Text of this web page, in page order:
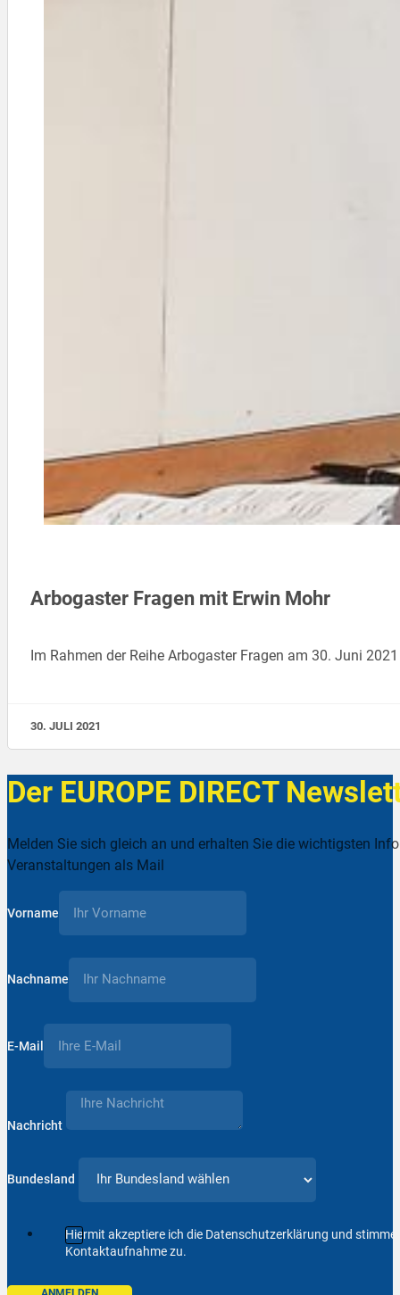
Arbogaster Fragen mit Erwin Mohr
Im Rahmen der Reihe Arbogaster Fragen am 30. Juni
30. JULI 2021
Der EUROPE DIRECT
Melden Sie sich gleich an und erhalten Sie die wichtigsten
Veranstaltungen als Mail
Vorname
Nachname
E-Mail
Nachricht
Bundesland
Hiermit akzeptiere ich die Datenschutzerklärung und
Kontaktaufnahme zu.